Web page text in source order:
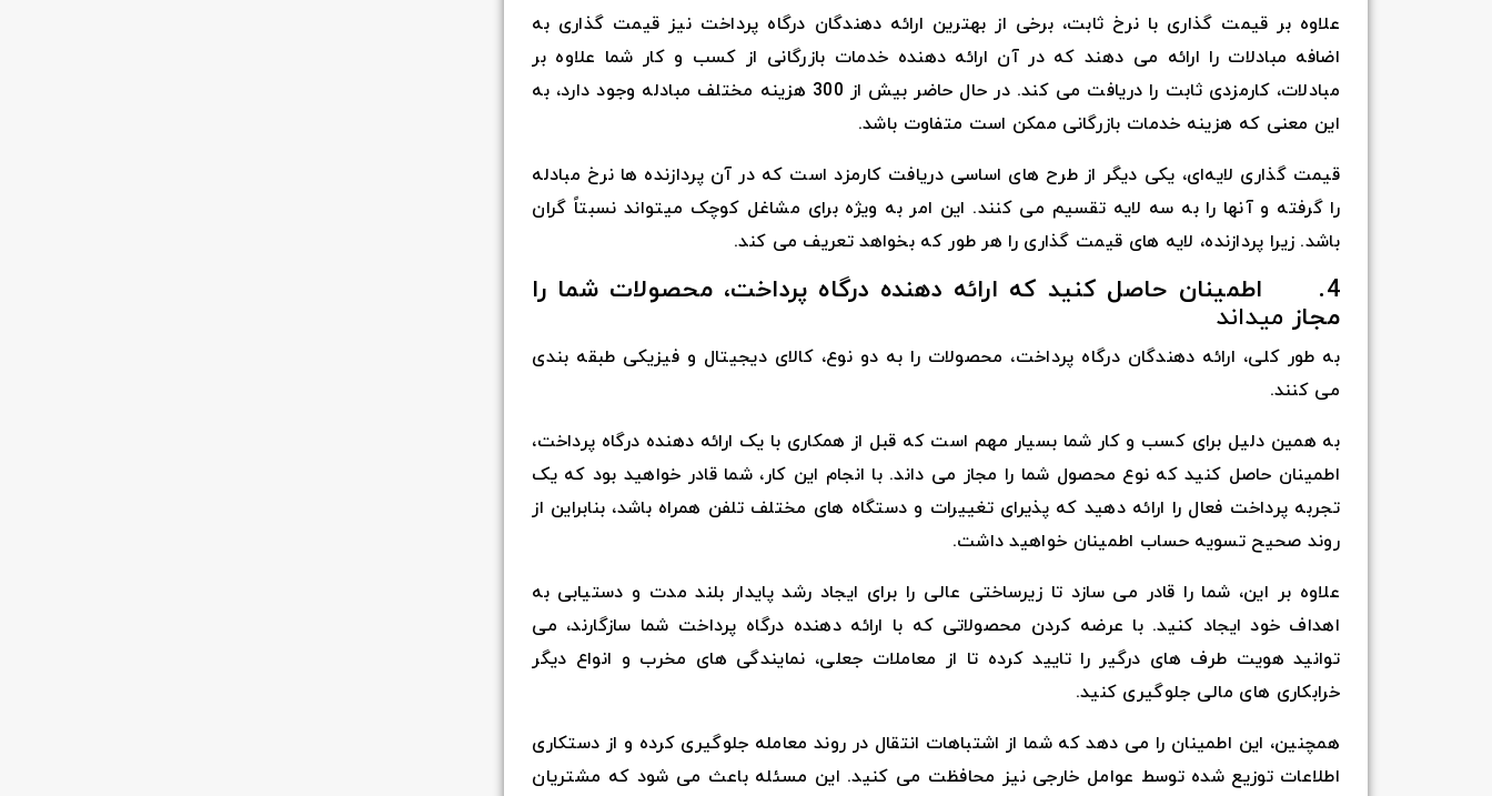
علاوه بر قیمت گذاری با نرخ ثابت، برخی از بهترین ارائه دهندگان درگاه پرداخت نیز قیمت گذاری به
اضافه مبادلات را ارائه می دهند که در آن ارائه دهنده خدمات بازرگانی از کسب و کار شما علاوه بر
مبادلات، کارمزدی ثابت را دریافت می کند. در حال حاضر بیش از 300 هزینه مختلف مبادله وجود دارد، به
این معنی که هزینه خدمات بازرگانی ممکن است متفاوت باشد.
قیمت گذاری لایه‌ای، یکی دیگر از طرح های اساسی دریافت کارمزد است که در آن پردازنده ها نرخ مبادله
را گرفته و آنها را به سه لایه تقسیم می کنند. این امر به ویژه برای مشاغل کوچک میتواند نسبتاً گران
باشد. زیرا پردازنده، لایه های قیمت گذاری را هر طور که بخواهد تعریف می کند.
4. اطمینان حاصل کنید که ارائه دهنده درگاه پرداخت، محصولات شما را
مجاز میداند
به طور کلی، ارائه دهندگان درگاه پرداخت، محصولات را به دو نوع، کالای دیجیتال و فیزیکی طبقه بندی
می کنند.
به همین دلیل برای کسب و کار شما بسیار مهم است که قبل از همکاری با یک ارائه دهنده درگاه پرداخت،
اطمینان حاصل کنید که نوع محصول شما را مجاز می داند. با انجام این کار، شما قادر خواهید بود که یک
تجربه پرداخت فعال را ارائه دهید که پذیرای تغییرات و دستگاه های مختلف تلفن همراه باشد، بنابراین از
روند صحیح تسویه حساب اطمینان خواهید داشت.
علاوه بر این، شما را قادر می سازد تا زیرساختی عالی را برای ایجاد رشد پایدار بلند مدت و دستیابی به
اهداف خود ایجاد کنید. با عرضه کردن محصولاتی که با ارائه دهنده درگاه پرداخت شما سازگارند، می
توانید هویت طرف های درگیر را تایید کرده تا از معاملات جعلی، نمایندگی های مخرب و انواع دیگر
خرابکاری های مالی جلوگیری کنید.
همچنین، این اطمینان را می دهد که شما از اشتباهات انتقال در روند معامله جلوگیری کرده و از دستکاری
اطلاعات توزیع شده توسط عوامل خارجی نیز محافظت می کنید. این مسئله باعث می شود که مشتریان